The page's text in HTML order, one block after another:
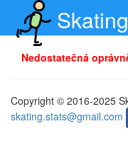
Nedostatečná
Copyright © 2016-2025
skating.stats@gmail.com